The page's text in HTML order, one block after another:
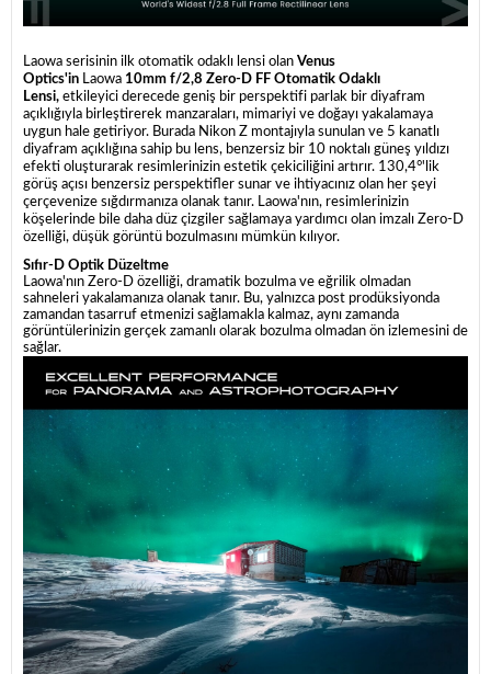
Laowa serisinin ilk otomatik odaklı lensi olan Venus
Optics'in Laowa 10mm f/2,8 Zero-D FF Otomatik Odaklı
Lensi, etkileyici derecede geniş bir perspektifi parlak bir diyafram
açıklığıyla birleştirerek manzaraları, mimariyi ve doğayı yakalamaya
uygun hale getiriyor. Burada Nikon Z montajıyla sunulan ve 5 kanatlı
diyafram açıklığına sahip bu lens, benzersiz bir 10 noktalı güneş yıldızı
efekti oluşturarak resimlerinizin estetik çekiciliğini artırır. 130,4°'lik
görüş açısı benzersiz perspektifler sunar ve ihtiyacınız olan her şeyi
çerçevenize sığdırmanıza olanak tanır. Laowa'nın, resimlerinizin
köşelerinde bile daha düz çizgiler sağlamaya yardımcı olan imzalı Zero-D
özelliği, düşük görüntü bozulmasını mümkün kılıyor.
Sıfır-D Optik Düzeltme
Laowa'nın Zero-D özelliği, dramatik bozulma ve eğrilik olmadan
sahneleri yakalamanıza olanak tanır. Bu, yalnızca post prodüksiyonda
zamandan tasarruf etmenizi sağlamakla kalmaz, aynı zamanda
görüntülerinizin gerçek zamanlı olarak bozulma olmadan ön izlemesini de
sağlar.